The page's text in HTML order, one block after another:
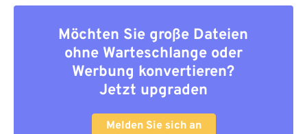
Möchten Sie große Dateien
ohne Warteschlange oder
Werbung konvertieren?
Jetzt upgraden
Melden Sie sich an